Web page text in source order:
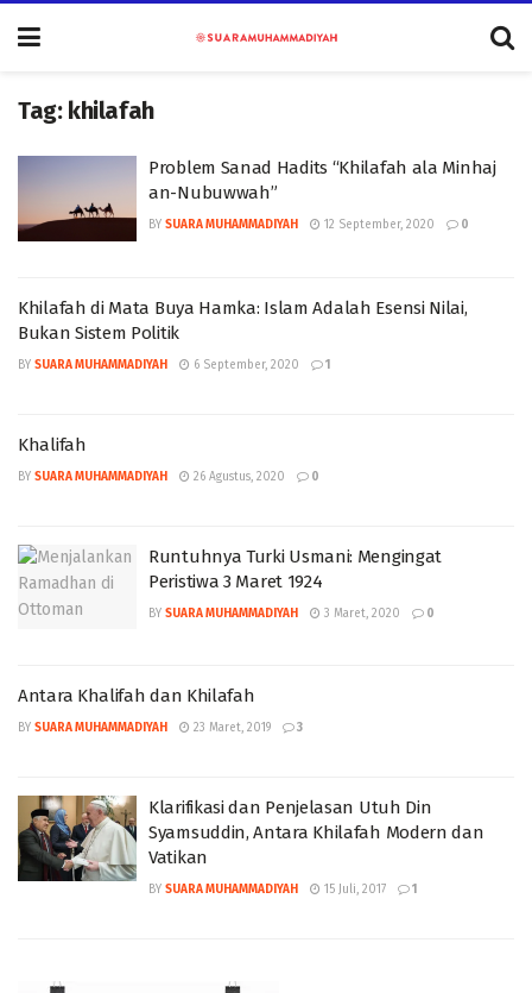
Tag: khilafah
Problem Sanad Hadits “Khilafah ala Minhaj
an-Nubuwwah”
BY SUARA MUHAMMADIYAH 12 September, 2020 0
Khilafah di Mata Buya Hamka: Islam Adalah Esensi Nilai,
Bukan Sistem Politik
BY SUARA MUHAMMADIYAH 6 September, 2020 1
Khalifah
BY SUARA MUHAMMADIYAH 26 Agustus, 2020 0
Runtuhnya Turki Usmani: Mengingat
Peristiwa 3 Maret 1924
BY SUARA MUHAMMADIYAH 3 Maret, 2020 0
Antara Khalifah dan Khilafah
BY SUARA MUHAMMADIYAH 23 Maret, 2019 3
Klarifikasi dan Penjelasan Utuh Din
Syamsuddin, Antara Khilafah Modern dan
Vatikan
BY SUARA MUHAMMADIYAH 15 Juli, 2017 1